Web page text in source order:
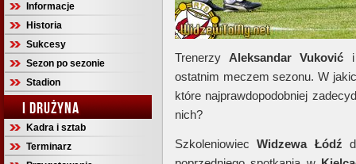
Informacje
Historia
Sukcesy
Sezon po sezonie
Stadion
I DRUŻYNA
Kadra i sztab
Terminarz
Trenerzy Aleksandar Vuković
ostatnim meczem sezonu. W
które najprawdopodobniej
nich?
SzkoleniowiecWidzewa Łódź